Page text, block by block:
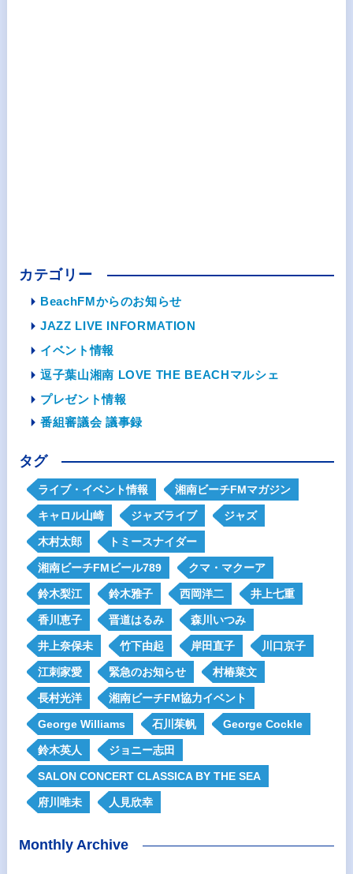
カテゴリー
BeachFMからのお知らせ
JAZZ LIVE INFORMATION
イベント情報
逗子葉山湘南 LOVE THE BEACHマルシェ
プレゼント情報
番組審議会 議事録
タグ
ライブ・イベント情報 湘南ビーチFMマガジン
キャロル山崎 ジャズライブ ジャズ
木村太郎 トミースナイダー
湘南ビーチFMビール789 クマ・マクーア
鈴木梨江 鈴木雅子 西岡洋二 井上七重
香川恵子 晋道はるみ 森川いつみ
井上奈保未 竹下由起 岸田直子 川口京子
江刺家愛 緊急のお知らせ 村椿菜文
長村光洋 湘南ビーチFM協力イベント
George Williams 石川茱帆 George Cockle
鈴木英人 ジョニー志田
SALON CONCERT CLASSICA BY THE SEA
府川唯未 人見欣幸
Monthly Archive